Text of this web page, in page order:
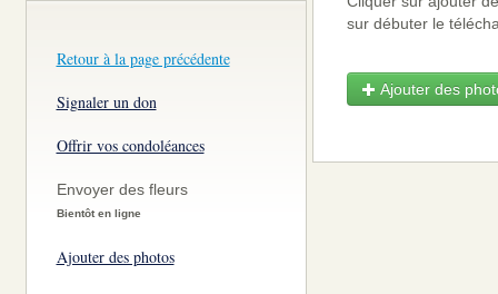
Retour à la page précédente
Signaler un don
Offrir vos condoléances
Envoyer des fleurs
Bientôt en ligne
Ajouter des photos
sur débuter le
Ajouter des